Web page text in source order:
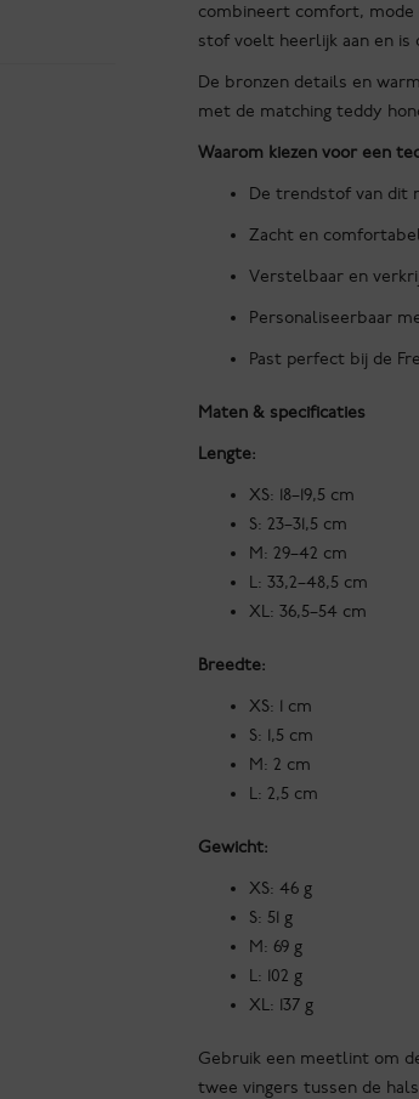
combineert comfort,
stof voelt heerlijk aan en is
De bronzen details en
met de matching teddy
Waarom kiezen voor een
De trendstof van dit
Zacht en
Verstelbaar en
Personaliseerbaar
Past perfect bij de
Maten & specificaties
Lengte:
XS: 18–19,5 cm
S: 23–31,5 cm
M: 29–42 cm
L: 33,2–48,5 cm
XL: 36,5–54 cm
Breedte:
XS: 1 cm
S: 1,5 cm
M: 2 cm
L: 2,5 cm
Gewicht:
XS: 46 g
S: 51 g
M: 69 g
L: 102 g
XL: 137 g
Gebruik een meetlint om
twee vingers tussen de